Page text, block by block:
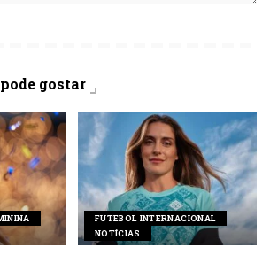
gostar
FUTEBOL INTERNACIONAL
NOTÍCIAS